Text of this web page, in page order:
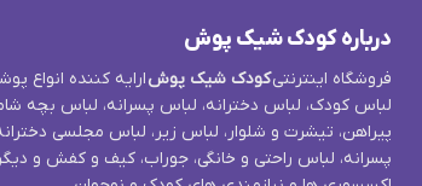
درباره کودک شیک پوش
فروشگاه اینترنتیکودک شیک پوشارایه کننده انواع
لباس کودک، لباس دخترانه، لباس پسرانه، لباس بچه
پیراهن، تیشرت و شلوار، لباس زیر، لباس مجلسی
پسرانه، لباس راحتی و خانگی، جوراب، کیف و کفش و